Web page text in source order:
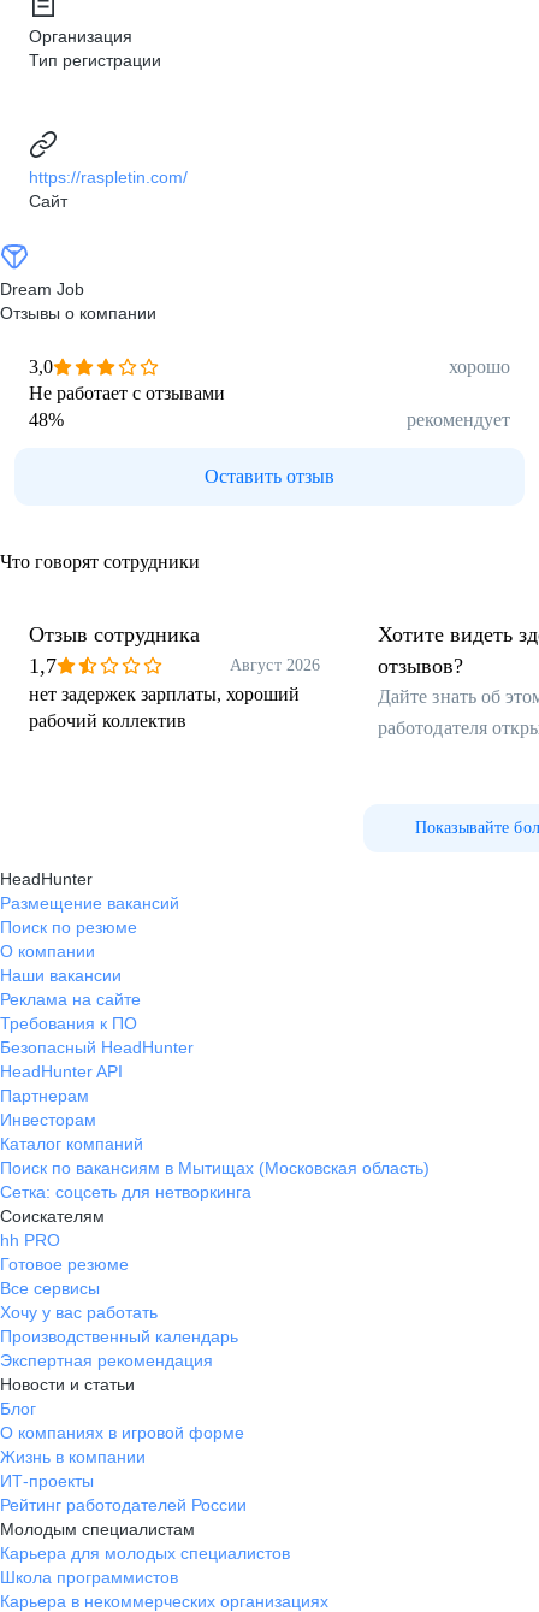
Организация
Тип регистрации
https://raspletin.com/
Сайт
Dream Job
Отзывы о компании
3,0
хорошо
Не работает с отзывами
48% рекомендует
Оставить отзыв
Что говорят сотрудники
Отзыв сотрудника
1,7
Август 2026
нет задержек зарплаты, хороший
рабочий коллектив
Хотите видеть
отзывов?
Дайте знать об
работодателя
Показывайте
HeadHunter
Размещение вакансий
Поиск по резюме
О компании
Наши вакансии
Реклама на сайте
Требования к ПО
Безопасный HeadHunter
HeadHunter API
Партнерам
Инвесторам
Каталог компаний
Поиск по вакансиям в Мытищах (Московская область)
Сетка: соцсеть для нетворкинга
Соискателям
hh PRO
Готовое резюме
Все сервисы
Хочу у вас работать
Производственный календарь
Экспертная рекомендация
Новости и статьи
Блог
О компаниях в игровой форме
Жизнь в компании
ИТ-проекты
Рейтинг работодателей России
Молодым специалистам
Карьера для молодых специалистов
Школа программистов
Карьера в некоммерческих организациях